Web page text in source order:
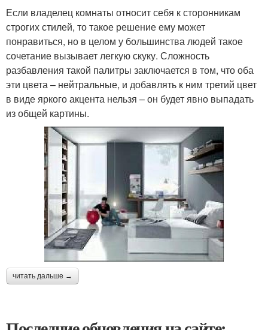
Если владелец комнаты относит себя к сторонникам
строгих стилей, то такое решение ему может
понравиться, но в целом у большинства людей такое
сочетание вызывает легкую скуку. Сложность
разбавления такой палитры заключается в том, что оба
эти цвета – нейтральные, и добавлять к ним третий цвет
в виде яркого акцента нельзя – он будет явно выпадать
из общей картины.
читать дальше →